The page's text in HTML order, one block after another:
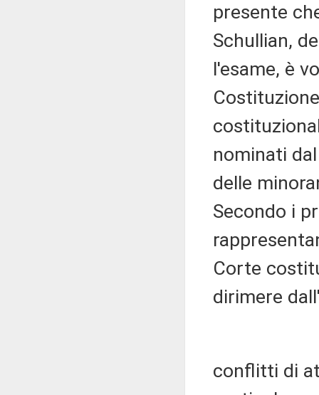
presente
Schullian,
l'esame, è
nominati
delle
Secondo i
Corte
dirimere
conflitti di